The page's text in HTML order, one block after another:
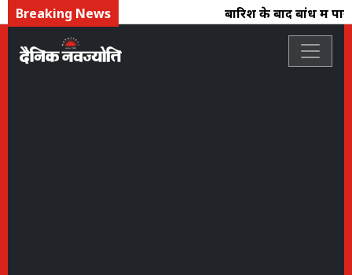
Breaking News बारिश के बाद बांध में